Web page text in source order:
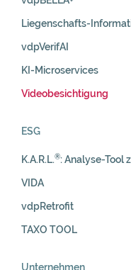
Liegenschafts-
vdpVerifAI
KI-Microservices
Videobesichtigung
ESG
K.A.R.L.®: Analyse-Tool
VIDA
vdpRetrofit
TAXO TOOL
Unternehmen